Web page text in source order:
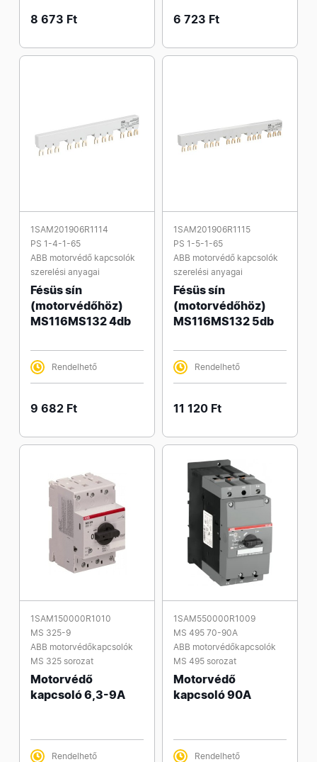
8 673 Ft 6 723 Ft
1SAM201906R1114
PS 1-4-1-65
ABB motorvédő kapcsolók
szerelési anyagai
Fésüs sín
(motorvédőhöz)
MS116MS132 4db
Rendelhető
9 682 Ft
1SAM201906R1115
PS 1-5-1-65
ABB motorvédő kapcsolók
szerelési anyagai
Fésüs sín
(motorvédőhöz)
MS116MS132 5db
Rendelhető
11 120 Ft
1SAM150000R1010
MS 325-9
ABB motorvédőkapcsolók
MS 325 sorozat
Motorvédő
kapcsoló 6,3-9A
Rendelhető
1SAM550000R1009
MS 495 70-90A
ABB motorvédőkapcsolók
MS 495 sorozat
Motorvédő
kapcsoló 90A
Rendelhető